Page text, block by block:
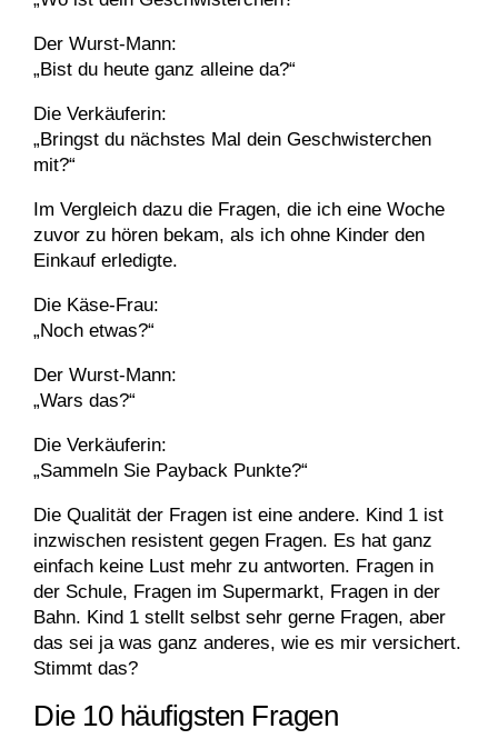
Der Wurst-Mann:
„Bist du heute ganz alleine da?“
Die Verkäuferin:
„Bringst du nächstes Mal dein Geschwisterchen
mit?“
Im Vergleich dazu die Fragen, die ich eine Woche
zuvor zu hören bekam, als ich ohne Kinder den
Einkauf erledigte.
Die Käse-Frau:
„Noch etwas?“
Der Wurst-Mann:
„Wars das?“
Die Verkäuferin:
„Sammeln Sie Payback Punkte?“
Die Qualität der Fragen ist eine andere. Kind 1 ist
inzwischen resistent gegen Fragen. Es hat ganz
einfach keine Lust mehr zu antworten. Fragen in
der Schule, Fragen im Supermarkt, Fragen in der
Bahn. Kind 1 stellt selbst sehr gerne Fragen, aber
das sei ja was ganz anderes, wie es mir versichert.
Stimmt das?
Die 10 häufigsten Fragen